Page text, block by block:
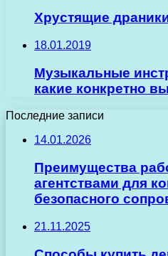
Хрустящие
18.01.2019
Музыкальные
какие конкретно
Последние записи
14.01.2026
Преимущества
агентствами для
безопасного
21.11.2025